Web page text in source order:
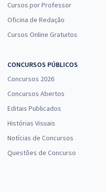
Cursos por Professor
Oficina de Redação
Cursos Online Gratuitos
CONCURSOS PÚBLICOS
Concursos 2026
Concursos Abertos
Editais Publicados
Histórias Visuais
Notícias de Concursos
Questões de Concurso